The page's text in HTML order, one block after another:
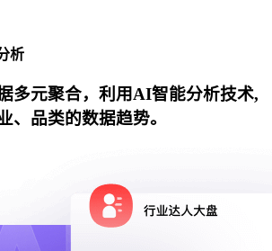
析
多元聚合，利用AI智能分析技术,
、品类的数据趋势。